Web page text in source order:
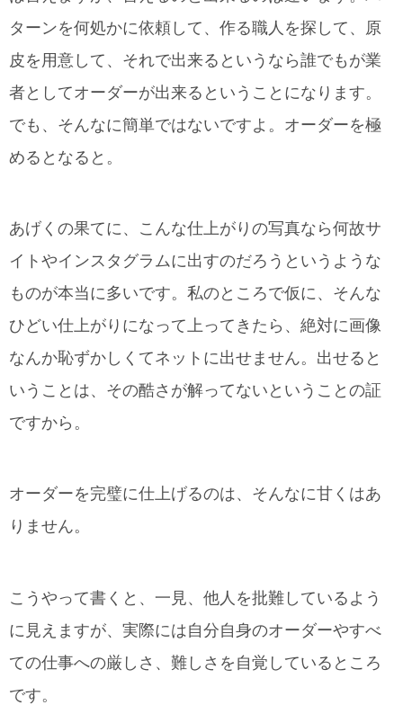
ターンを何処かに依頼して、作る職人を探して、原
皮を用意して、それで出来るというなら誰でもが業
者としてオーダーが出来るということになります。
でも、そんなに簡単ではないですよ。オーダーを極
めるとなると。
あげくの果てに、こんな仕上がりの写真なら何故サ
イトやインスタグラムに出すのだろうというような
ものが本当に多いです。私のところで仮に、そんな
ひどい仕上がりになって上ってきたら、絶対に画像
なんか恥ずかしくてネットに出せません。出せると
いうことは、その酷さが解ってないということの証
ですから。
オーダーを完璧に仕上げるのは、そんなに甘くはあ
りません。
こうやって書くと、一見、他人を批難しているよう
に見えますが、実際には自分自身のオーダーやすべ
ての仕事への厳しさ、難しさを自覚しているところ
です。